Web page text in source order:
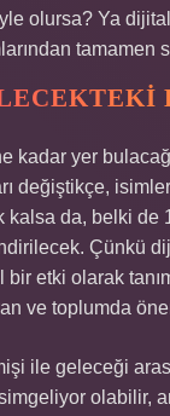
olursa? Ya
tamamen
kadar yer
değiştikçe,
da, belki de
Çünkü
bir etki olarak
ve toplumda
ile geleceği
olabilir,